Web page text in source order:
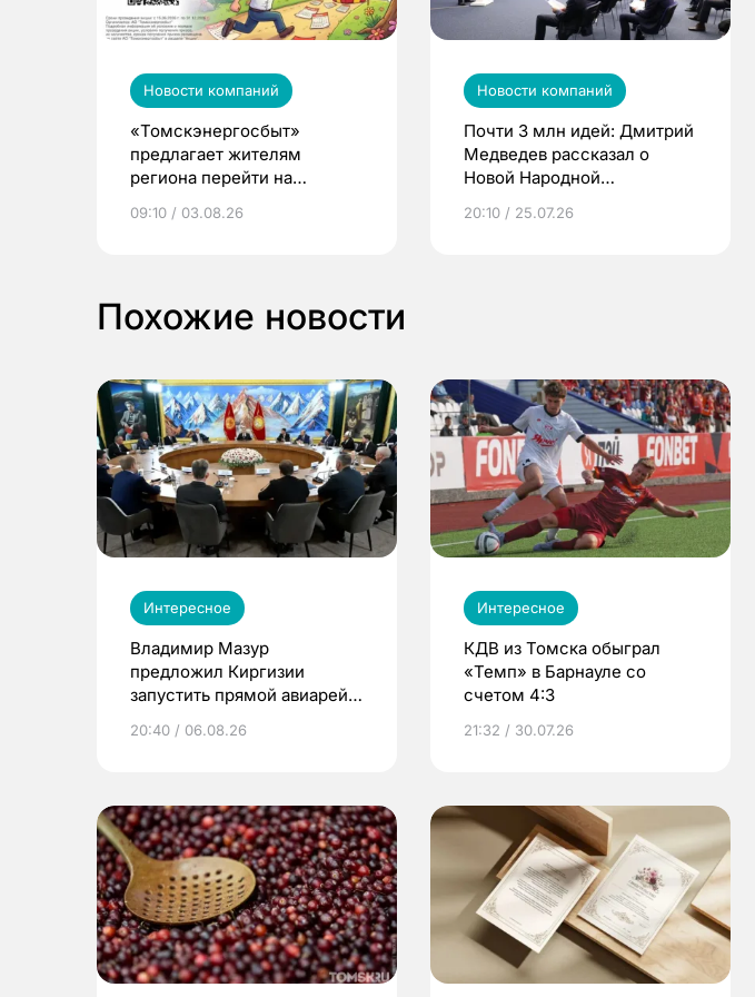
Новости компаний
«Томскэнергосбыт»
предлагает жителям
региона перейти на
выиграть призы
09:10 / 03.08.26
Новости компаний
Почти 3 млн идей: Дмитрий
Медведев рассказал о
Новой Народной
20:10 / 25.07.26
Похожие новости
Интересное
Владимир Мазур
предложил Киргизии
запустить прямой авиарейс
20:40 / 06.08.26
Интересное
КДВ из Томска обыграл
«Темп» в Барнауле со
счетом 4:3
21:32 / 30.07.26